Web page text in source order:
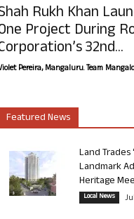
Rukh Khan
Project During
32nd...
Pereira, Mangaluru. Team
Featured News
Land Trades
Landmark
Heritage
Local News